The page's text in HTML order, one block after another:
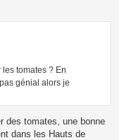
les tomates ? En
génial alors je
des tomates, une bonne
dans les Hauts de